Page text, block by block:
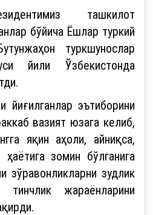
ташкилот
бўйича Ёшлар туркий
туркшунослар
йили Ўзбекистонда
йиғилганлар эътиборини
вазият юзага келиб,
яқин аҳоли, айниқса,
зомин бўлганига
зўравонликларни зудлик
тинчлик жараёнларини